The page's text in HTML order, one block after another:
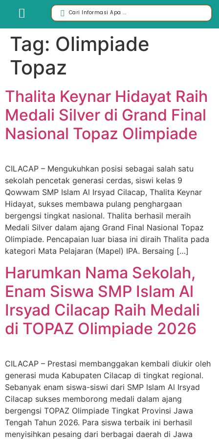
Tag: Olimpiade
Topaz
Thalita Keynar Hidayat Raih
Medali Silver di Grand Final
Nasional Topaz Olimpiade
CILACAP – Mengukuhkan posisi sebagai salah satu
sekolah pencetak generasi cerdas, siswi kelas 9
Qowwam SMP Islam Al Irsyad Cilacap, Thalita Keynar
Hidayat, sukses membawa pulang penghargaan
bergengsi tingkat nasional. Thalita berhasil meraih
Medali Silver dalam ajang Grand Final Nasional Topaz
Olimpiade. Pencapaian luar biasa ini diraih Thalita pada
kategori Mata Pelajaran (Mapel) IPA. Bersaing […]
Harumkan Nama Sekolah,
Enam Siswa SMP Islam Al
Irsyad Cilacap Raih Medali
di TOPAZ Olimpiade 2026
CILACAP – Prestasi membanggakan kembali diukir oleh
generasi muda Kabupaten Cilacap di tingkat regional.
Sebanyak enam siswa-siswi dari SMP Islam Al Irsyad
Cilacap sukses memborong medali dalam ajang
bergengsi TOPAZ Olimpiade Tingkat Provinsi Jawa
Tengah Tahun 2026. Para siswa terbaik ini berhasil
menyisihkan pesaing dari berbagai daerah di Jawa